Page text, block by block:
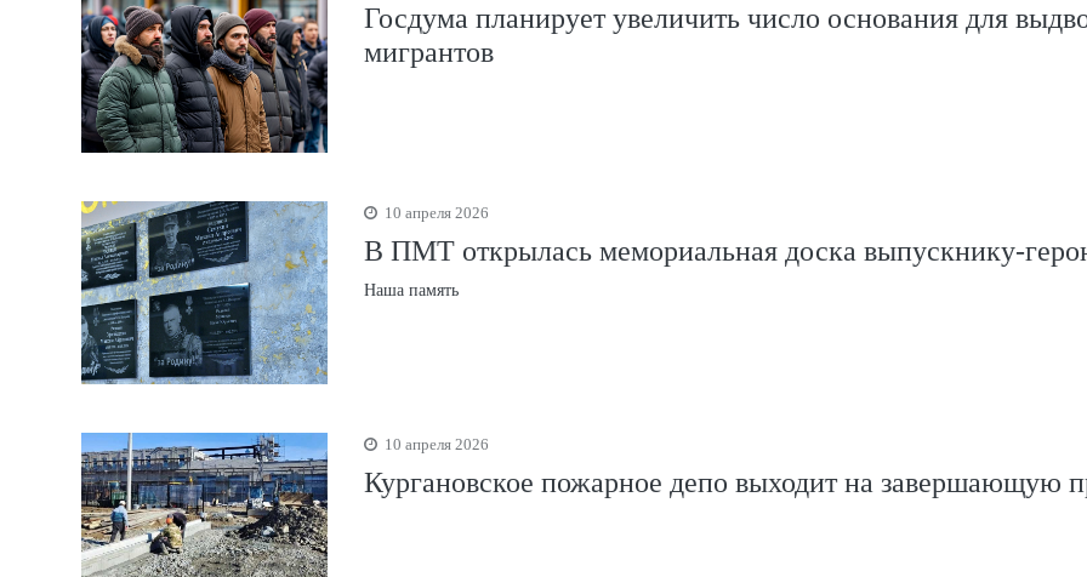
Госдума планирует увеличить число основания для
мигрантов
10 апреля 2026
В ПМТ открылась мемориальная доска выпускнику-
Наша память
10 апреля 2026
Кургановское пожарное депо выходит на завершающую